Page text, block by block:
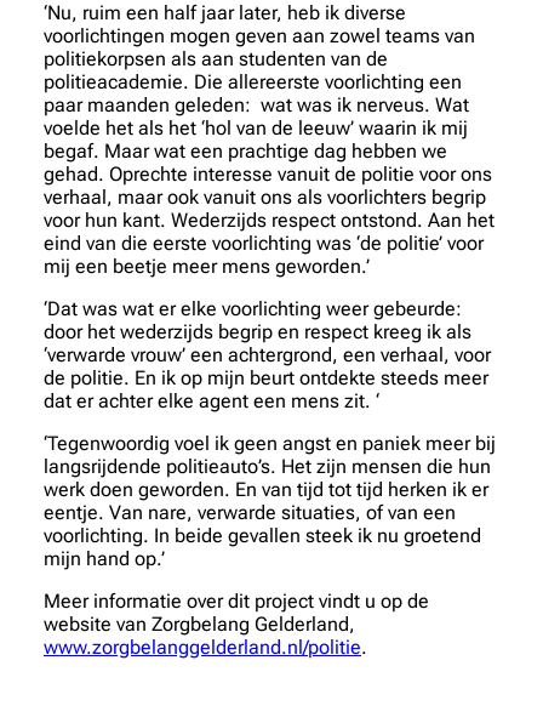
‘Nu, ruim een half jaar later, heb ik diverse
voorlichtingen mogen geven aan zowel teams van
politiekorpsen als aan studenten van de
politieacademie. Die allereerste voorlichting een
paar maanden geleden: wat was ik nerveus. Wat
voelde het als het ‘hol van de leeuw’ waarin ik mij
begaf. Maar wat een prachtige dag hebben we
gehad. Oprechte interesse vanuit de politie voor ons
verhaal, maar ook vanuit ons als voorlichters begrip
voor hun kant. Wederzijds respect ontstond. Aan het
eind van die eerste voorlichting was ‘de politie’ voor
mij een beetje meer mens geworden.’
‘Dat was wat er elke voorlichting weer gebeurde:
door het wederzijds begrip en respect kreeg ik als
‘verwarde vrouw’ een achtergrond, een verhaal, voor
de politie. En ik op mijn beurt ontdekte steeds meer
dat er achter elke agent een mens zit. ‘
‘Tegenwoordig voel ik geen angst en paniek meer bij
langsrijdende politieauto’s. Het zijn mensen die hun
werk doen geworden. En van tijd tot tijd herken ik er
eentje. Van nare, verwarde situaties, of van een
voorlichting. In beide gevallen steek ik nu groetend
mijn hand op.’
Meer informatie over dit project vindt u op de
website van Zorgbelang Gelderland,
www.zorgbelanggelderland.nl/politie.